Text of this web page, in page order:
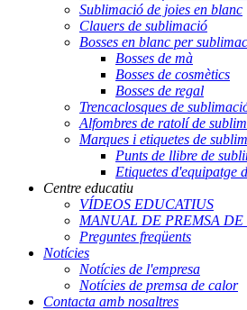
Sublimació de joies en blanc
Clauers de sublimació
Bosses en blanc per
Bosses de mà
Bosses de cosmètics
Bosses de regal
Trencaclosques de
Alfombres de ratolí de
Marques i etiquetes de
Punts de llibre de
Etiquetes d'equipatge
Centre educatiu
VÍDEOS EDUCATIUS
MANUAL DE PREMSA DE
Preguntes freqüents
Notícies
Notícies de l'empresa
Notícies de premsa de calor
Contacta amb nosaltres